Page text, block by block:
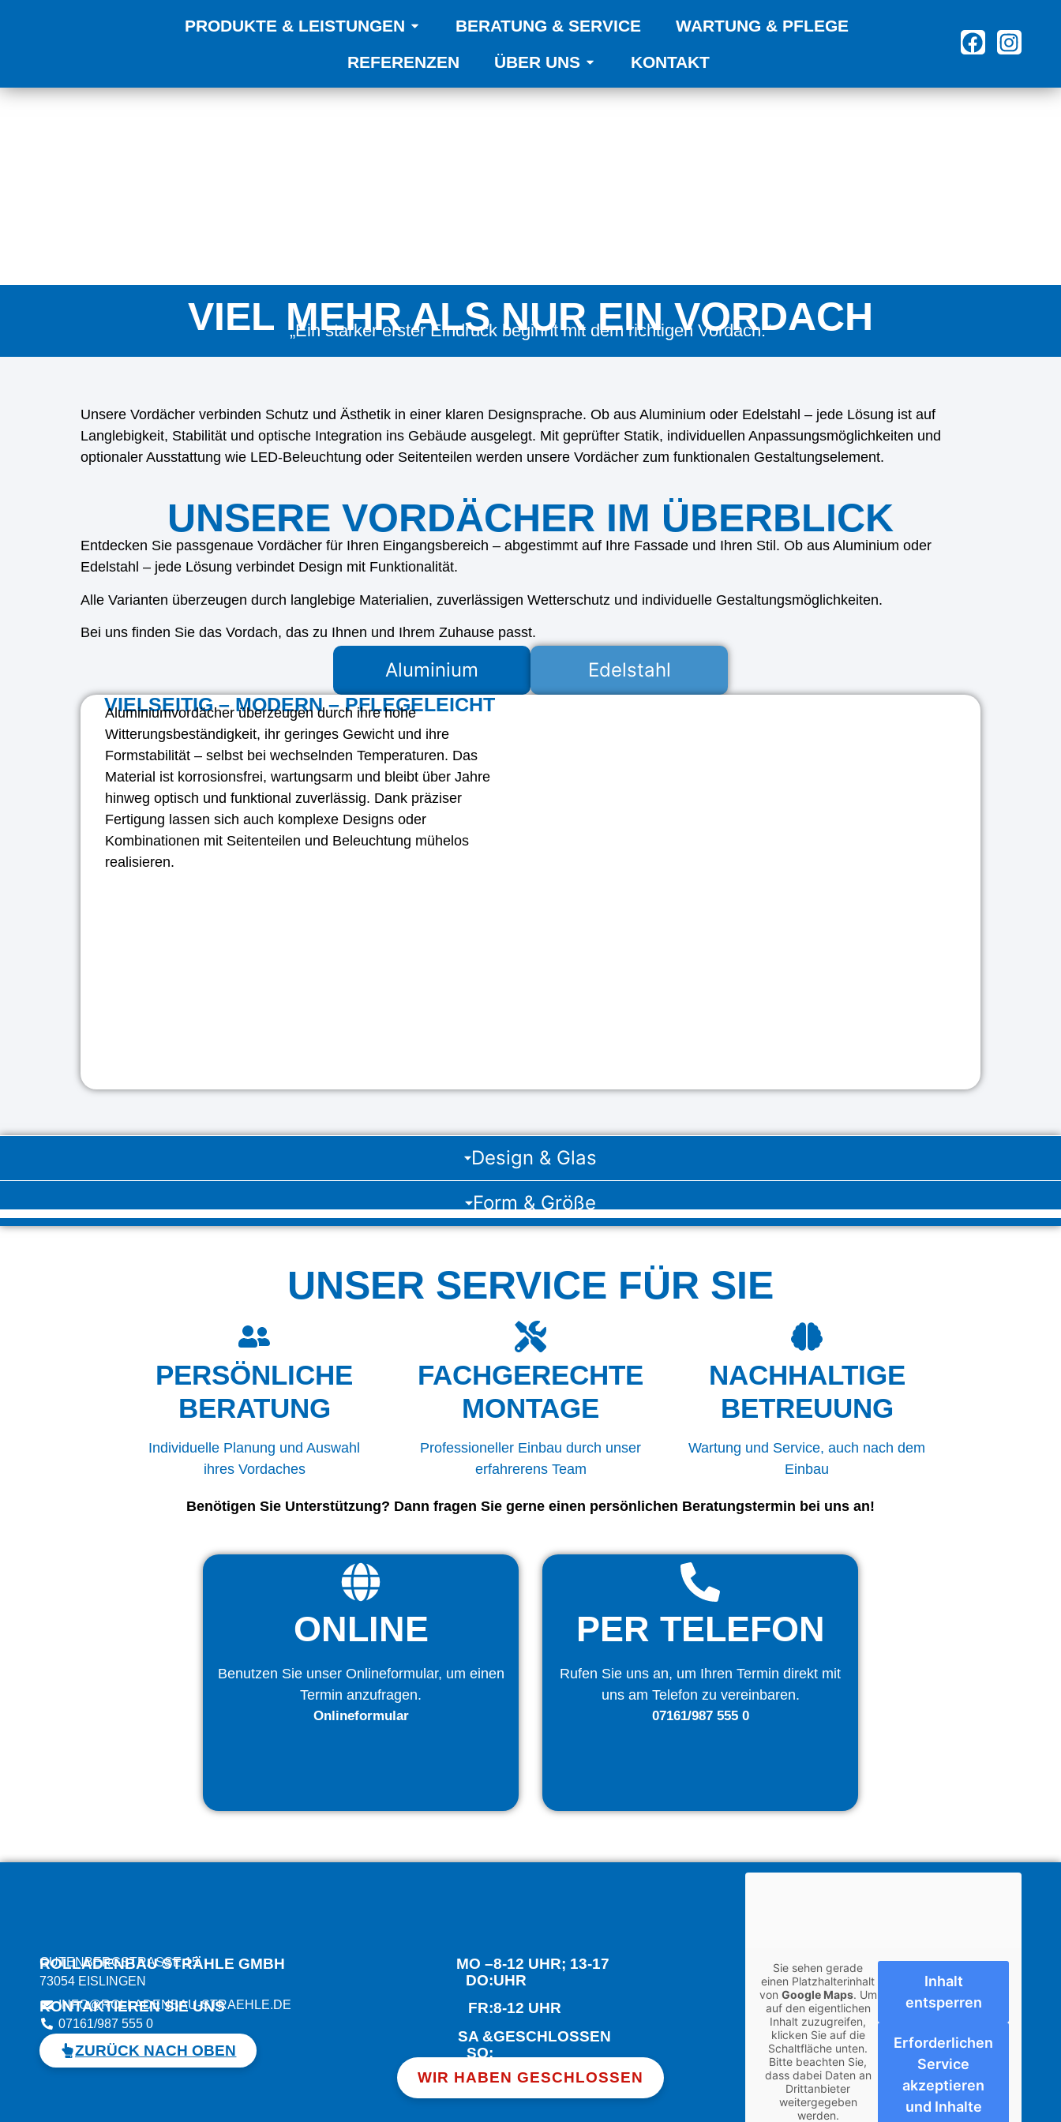
PRODUKTE & LEISTUNGEN BERATUNG & SERVICE
WARTUNG & PFLEGE
REFERENZEN
ÜBER UNS KONTAKT
VIEL MEHR ALS NUR EIN VORDACH
„Ein starker erster Eindruck beginnt mit dem richtigen Vordach.“
Unsere Vordächer verbinden Schutz und Ästhetik in einer klaren Designsprache. Ob aus Aluminium oder Edelstahl – jede Lösung ist auf
Langlebigkeit, Stabilität und optische Integration ins Gebäude ausgelegt. Mit geprüfter Statik, individuellen Anpassungsmöglichkeiten und
optionaler Ausstattung wie LED-Beleuchtung oder Seitenteilen werden unsere Vordächer zum funktionalen Gestaltungselement.
UNSERE VORDÄCHER IM ÜBERBLICK
Entdecken Sie passgenaue Vordächer für Ihren Eingangsbereich – abgestimmt auf Ihre Fassade und Ihren Stil. Ob aus Aluminium oder
Edelstahl – jede Lösung verbindet Design mit Funktionalität.
Alle Varianten überzeugen durch langlebige Materialien, zuverlässigen Wetterschutz und individuelle Gestaltungsmöglichkeiten.
Bei uns finden Sie das Vordach, das zu Ihnen und Ihrem Zuhause passt.
Aluminium Edelstahl
VIELSEITIG – MODERN – PFLEGELEICHT
Aluminiumvordächer überzeugen durch ihre hohe
Witterungsbeständigkeit, ihr geringes Gewicht und ihre
Formstabilität – selbst bei wechselnden Temperaturen. Das
Material ist korrosionsfrei, wartungsarm und bleibt über Jahre
hinweg optisch und funktional zuverlässig. Dank präziser
Fertigung lassen sich auch komplexe Designs oder
Kombinationen mit Seitenteilen und Beleuchtung mühelos
realisieren.
Design & Glas
Form & Größe
UNSER SERVICE FÜR SIE
PERSÖNLICHE
BERATUNG
Individuelle Planung und Auswahl
ihres Vordaches
FACHGERECHTE
MONTAGE
Professioneller Einbau durch unser
erfahrerens Team
NACHHALTIGE
BETREUUNG
Wartung und Service, auch nach dem
Einbau
Benötigen Sie Unterstützung? Dann fragen Sie gerne einen persönlichen Beratungstermin bei uns an!
ONLINE
Benutzen Sie unser Onlineformular, um einen
Termin anzufragen.
Onlineformular
PER TELEFON
Rufen Sie uns an, um Ihren Termin direkt mit
uns am Telefon zu vereinbaren.
07161/987 555 0
ROLLADENBAU STRÄHLE GMBH
GUTENBERGSTRASSE 15
73054 EISLINGEN
KONTAKTIEREN SIE UNS
INFO@ROLLADENBAU-STRAEHLE.DE
07161/987 555 0
ZURÜCK NACH OBEN
MO –
DO:
FR:
SA &
SO:
8-12 UHR; 13-17
UHR
8-12 UHR
GESCHLOSSEN
WIR HABEN GESCHLOSSEN
Sie sehen gerade
einen Platzhalterinhalt
von Google Maps. Um
auf den eigentlichen
Inhalt zuzugreifen,
klicken Sie auf die
Schaltfläche unten.
Bitte beachten Sie,
dass dabei Daten an
Drittanbieter
weitergegeben
werden.
Inhalt
entsperren
Erforderlichen
Service
akzeptieren
und Inhalte